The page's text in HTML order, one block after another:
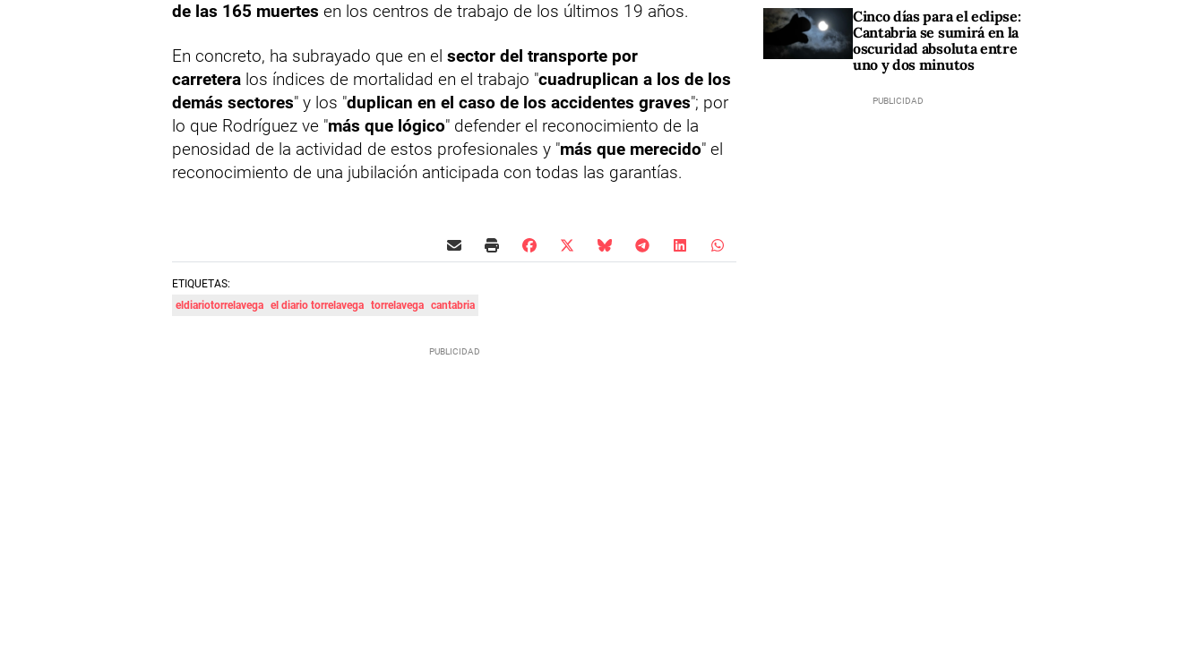
de las 165 muertes en los centros de trabajo de los últimos 19 años.
En concreto, ha subrayado que en el sector del transporte por
carretera los índices de mortalidad en el trabajo "cuadruplican a los de los
demás sectores" y los "duplican en el caso de los accidentes graves"; por
lo que Rodríguez ve "más que lógico" defender el reconocimiento de la
penosidad de la actividad de estos profesionales y "más que merecido" el
reconocimiento de una jubilación anticipada con todas las garantías.
ETIQUETAS:
eldiariotorrelavega el diario torrelavega torrelavega cantabria
Cinco días para el eclipse:
Cantabria se sumirá en la
oscuridad absoluta entre
uno y dos minutos